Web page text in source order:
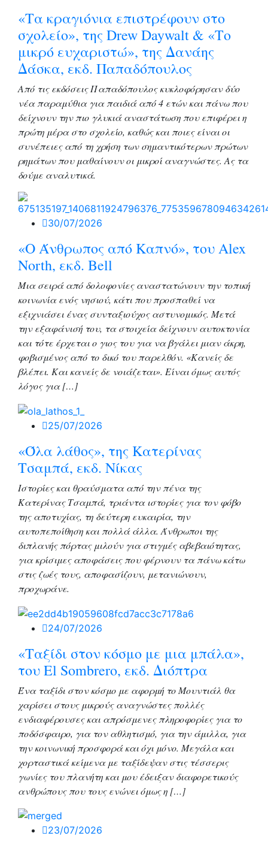
«Τα κραγιόνια επιστρέφουν στο
σχολείο», της Drew Daywalt & «Το
μικρό ευχαριστώ», της Δανάης
Δάσκα, εκδ. Παπαδόπουλος
Από τις εκδόσεις Παπαδόπουλος κυκλοφόρησαν δύο
νέα παραμύθια για παιδιά από 4 ετών και πάνω που
δείχνουν την πιο γλυκιά αναστάτωση που επιφέρει η
πρώτη μέρα στο σχολείο, καθώς και ποιες είναι οι
συνέπειες από τη χρήση των σημαντικότερων πρώτων
ρημάτων που μαθαίνουν οι μικροί αναγνώστες. Ας τα
δούμε αναλυτικά.
30/07/2026
«O Άνθρωπος από Καπνό», του Alex
North, εκδ. Bell
Μια σειρά από δολοφονίες αναστατώνουν την τοπική
κοινωνία ενός νησιού, κάτι που προσπαθεί να
εξιχνιάσει ένας συνταξιούχος αστυνομικός. Μετά
την εξαφάνισή του, τα στοιχεία δείχνουν αυτοκτονία
και τότε έρχεται ο γιος του για να βγάλει μιαν άκρη,
φοβισμένος από το δικό του παρελθόν. «Κανείς δε
βλέπει. Και κανείς δε νοιάζεται». Είναι όμως αυτός
λόγος για […]
25/07/2026
«Όλα λάθος», της Κατερίνας
Τσαμπά, εκδ. Νίκας
Ιστορίες και θραύσματα από την πένα της
Κατερίνας Τσαμπά, τριάντα ιστορίες για τον φόβο
της αποτυχίας, τη δεύτερη ευκαιρία, την
αυτοπεποίθηση και πολλά άλλα. Άνθρωποι της
διπλανής πόρτας μιλούν για στιγμές αβεβαιότητας,
για κρίσιμες αποφάσεις που φέρνουν τα πάνω κάτω
στις ζωές τους, αποφασίζουν, μετανιώνουν,
προχωράνε.
24/07/2026
«Ταξίδι στον κόσμο με μια μπάλα»,
του El Sombrero, εκδ. Διόπτρα
Ένα ταξίδι στον κόσμο με αφορμή το Μουντιάλ θα
χαρίσει στους μικρούς αναγνώστες πολλές
ενδιαφέρουσες και απρόσμενες πληροφορίες για το
ποδόσφαιρο, για τον αθλητισμό, για την άμιλλα, για
την κοινωνική προσφορά και όχι μόνο. Μεγάλα και
χορταστικά κείμενα με ταξίδεψαν στις τέσσερις
γωνίες του πλανήτη και μου έδειξαν διαφορετικούς
ανθρώπους που τους ενώνει όμως η […]
23/07/2026